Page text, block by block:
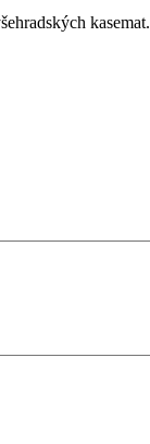
kasemat.